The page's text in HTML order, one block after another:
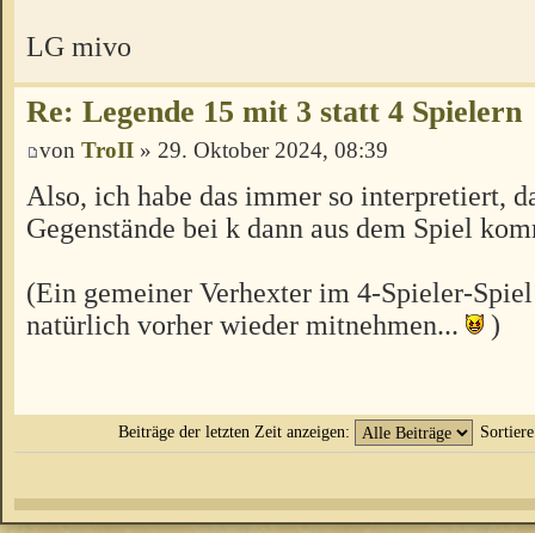
LG mivo
Re: Legende 15 mit 3 statt 4 Spielern
von TroII » 29. Oktober 2024, 08:39
Also, ich habe das immer so interpretiert,
Gegenstände bei k dann aus dem Spiel
(Ein gemeiner Verhexter im 4-Spieler-
natürlich vorher wieder mitnehmen...
)
Beiträge der letzten Zeit anzeigen: